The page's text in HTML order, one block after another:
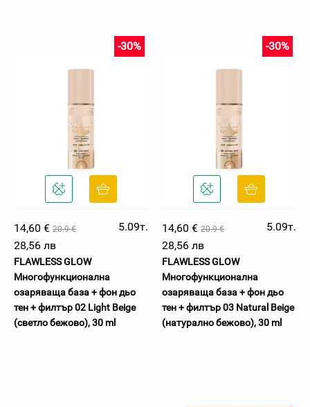
14,60 € 20.9 €
-30%
5.09т.
28,56 лв
FLAWLESS GLOW
Многофункционална
озаряваща база + фон дьо
тен + филтър 02 Light Beige
(светло бежово), 30 ml
14,60 € 20.9 €
-30%
5.09т.
28,56 лв
FLAWLESS GLOW
Многофункционална
озаряваща база + фон дьо
тен + филтър 03 Natural Beige
(натурално бежово), 30 ml